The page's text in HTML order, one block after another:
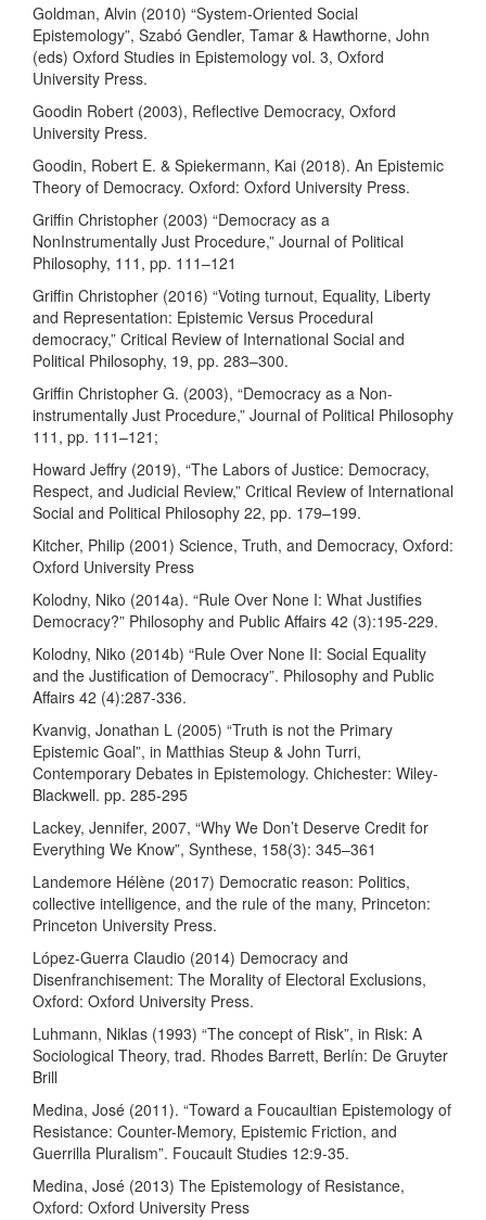
Goldman, Alvin (2010) “System-Oriented Social
Epistemology”, Szabó Gendler, Tamar & Hawthorne, John
(eds) Oxford Studies in Epistemology vol. 3, Oxford
University Press.
Goodin Robert (2003), Reflective Democracy, Oxford
University Press.
Goodin, Robert E. & Spiekermann, Kai (2018). An Epistemic
Theory of Democracy. Oxford: Oxford University Press.
Griffin Christopher (2003) “Democracy as a
NonInstrumentally Just Procedure,” Journal of Political
Philosophy, 111, pp. 111–121
Griffin Christopher (2016) “Voting turnout, Equality, Liberty
and Representation: Epistemic Versus Procedural
democracy,” Critical Review of International Social and
Political Philosophy, 19, pp. 283–300.
Griffin Christopher G. (2003), “Democracy as a Non-
instrumentally Just Procedure,” Journal of Political Philosophy
111, pp. 111–121;
Howard Jeffry (2019), “The Labors of Justice: Democracy,
Respect, and Judicial Review,” Critical Review of International
Social and Political Philosophy 22, pp. 179–199.
Kitcher, Philip (2001) Science, Truth, and Democracy, Oxford:
Oxford University Press
Kolodny, Niko (2014a). “Rule Over None I: What Justifies
Democracy?” Philosophy and Public Affairs 42 (3):195-229.
Kolodny, Niko (2014b) “Rule Over None II: Social Equality
and the Justification of Democracy”. Philosophy and Public
Affairs 42 (4):287-336.
Kvanvig, Jonathan L (2005) “Truth is not the Primary
Epistemic Goal”, in Matthias Steup & John Turri,
Contemporary Debates in Epistemology. Chichester: Wiley-
Blackwell. pp. 285-295
Lackey, Jennifer, 2007, “Why We Don’t Deserve Credit for
Everything We Know”, Synthese, 158(3): 345–361
Landemore Hélène (2017) Democratic reason: Politics,
collective intelligence, and the rule of the many, Princeton:
Princeton University Press.
López-Guerra Claudio (2014) Democracy and
Disenfranchisement: The Morality of Electoral Exclusions,
Oxford: Oxford University Press.
Luhmann, Niklas (1993) “The concept of Risk”, in Risk: A
Sociological Theory, trad. Rhodes Barrett, Berlín: De Gruyter
Brill
Medina, José (2011). “Toward a Foucaultian Epistemology of
Resistance: Counter-Memory, Epistemic Friction, and
Guerrilla Pluralism”. Foucault Studies 12:9-35.
Medina, José (2013) The Epistemology of Resistance,
Oxford: Oxford University Press